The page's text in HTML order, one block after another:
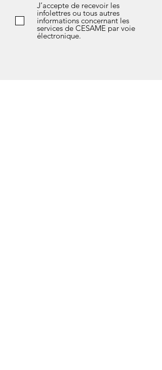
J’accepte de recevoir les
infolettres ou tous autres
informations concernant les
services de CESAME par voie
électronique.